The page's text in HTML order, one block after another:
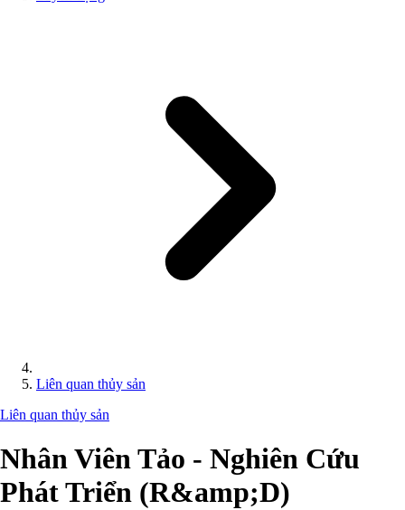
Liên quan thủy sản
Liên quan thủy sản
Nhân Viên Tảo - Nghiên Cứu
Phát Triển (R&amp;D)